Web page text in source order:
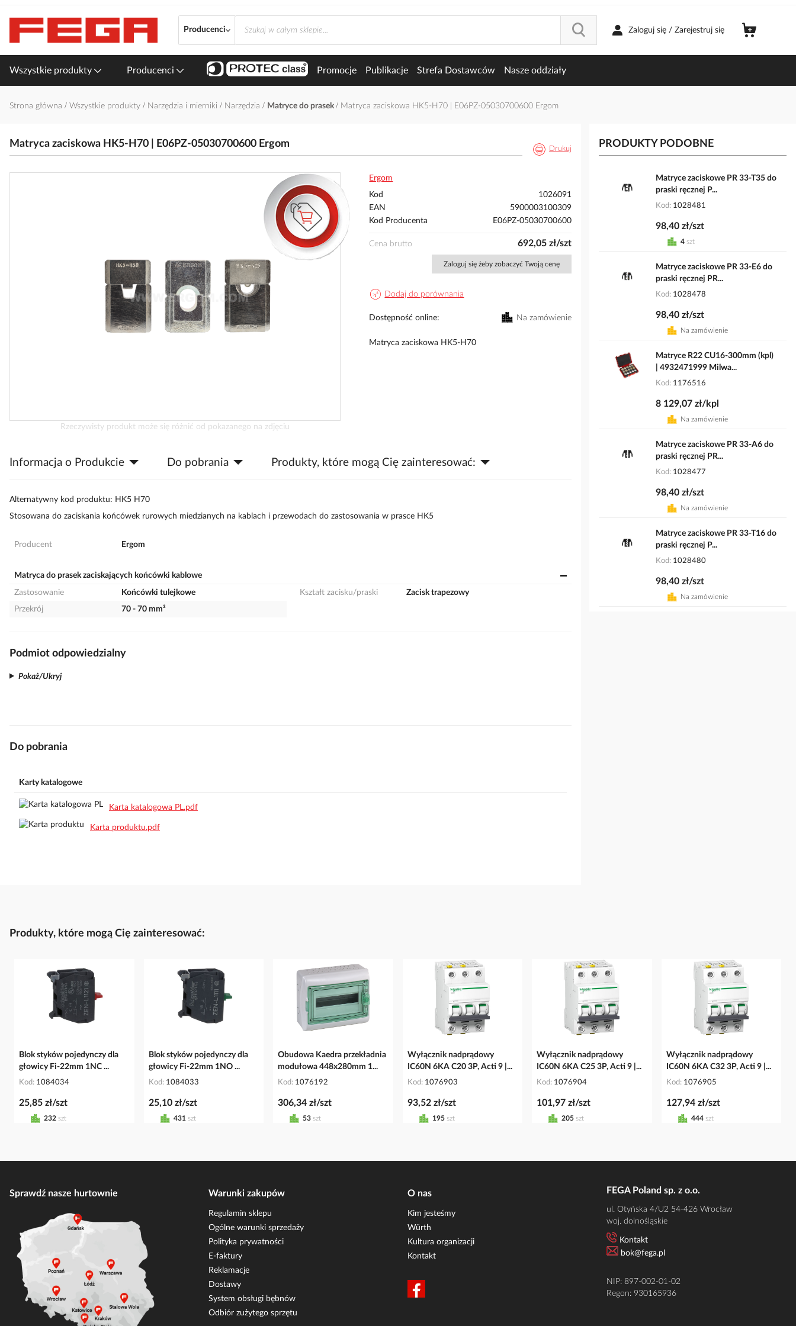
treści
Producenci Zaloguj się / Zarejestruj się
Wszystkie produkty Producenci Promocje Publikacje Strefa Dostawców Nasze oddziały
Strona główna Wszystkie produkty Narzędzia i mierniki Narzędzia Matryce do prasek Matryca zaciskowa HK5-H70 | E06PZ-05030700600 Ergom
Matryca zaciskowa HK5-H70 | E06PZ-05030700600 Ergom Drukuj
galerii
Rzeczywisty produkt może się różnić od pokazanego na zdjęciu
Ergom
Kod
1026091
EAN
5900003100309
Kod Producenta
E06PZ-05030700600
Cena brutto 692,05 zł/szt
Zaloguj się żeby zobaczyć Twoją cenę
Dodaj do porównania
Dostępność online Na zamówienie
Matryca zaciskowa HK5-H70
Informacja o Produkcie Do pobrania Produkty, które mogą Cię zainteresować:
Alternatywny kod produktu: HK5 H70
Stosowana do zaciskania końcówek rurowych miedzianych na kablach i przewodach do zastosowania w prasce HK5
Producent Ergom
Matryca do prasek zaciskających końcówki kablowe
Zastosowanie
Końcówki tulejkowe
Przekrój
70 - 70 mm²
Kształt zacisku/praski Zacisk trapezowy
Podmiot odpowiedzialny
Pokaż/Ukryj
Do pobrania
Karty katalogowe
Karta katalogowa PL.pdf
Karta produktu.pdf
PRODUKTY PODOBNE
Matryce zaciskowe PR 33-T35 do
praski ręcznej P...
Kod 1028481
98,40 zł/szt
4 szt
Matryce zaciskowe PR 33-E6 do
praski ręcznej PR...
Kod 1028478
98,40 zł/szt
Na zamówienie
Matryce R22 CU16-300mm (kpl)
| 4932471999 Milwa...
Kod 1176516
8 129,07 zł/kpl
Na zamówienie
Matryce zaciskowe PR 33-A6 do
praski ręcznej PR...
Kod 1028477
98,40 zł/szt
Na zamówienie
Matryce zaciskowe PR 33-T16 do
praski ręcznej P...
Kod 1028480
98,40 zł/szt
Na zamówienie
Produkty, które mogą Cię zainteresować:
Blok styków pojedynczy dla
głowicy Fi-22mm 1NC ...
Kod 1084034
25,85 zł/szt
232 szt
Blok styków pojedynczy dla
głowicy Fi-22mm 1NO ...
Kod 1084033
25,10 zł/szt
431 szt
Obudowa Kaedra przekładnia
modułowa 448x280mm 1...
Kod 1076192
306,34 zł/szt
53 szt
Wyłącznik nadprądowy
IC60N 6KA C20 3P, Acti 9 |...
Kod 1076903
93,52 zł/szt
195 szt
Wyłącznik nadprądowy
IC60N 6KA C25 3P, Acti 9 |...
Kod 1076904
101,97 zł/szt
205 szt
Wyłącznik nadprądowy
IC60N 6KA C32 3P, Acti 9 |...
Kod 1076905
127,94 zł/szt
444 szt
Sprawdź nasze hurtownie Warunki zakupów
Regulamin sklepu
Ogólne warunki sprzedaży
Polityka prywatności
E-faktury
Reklamacje
Dostawy
System obsługi bębnów
Odbiór zużytego sprzętu
O nas
Kim jesteśmy
Würth
Kultura organizacji
Kontakt
FEGA Poland sp. z o.o.
ul. Otyńska 4/U2 54-426 Wrocław
woj. dolnośląskie
Kontakt
bok@fega.pl
NIP: 897-002-01-02
Regon: 930165936